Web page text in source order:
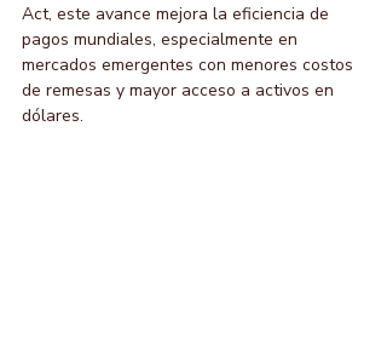
Act, este avance mejora la eficiencia de
pagos mundiales, especialmente en
mercados emergentes con menores costos
de remesas y mayor acceso a activos en
dólares.